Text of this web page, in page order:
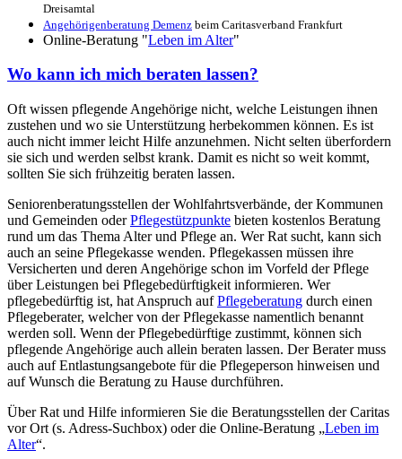
Dreisamtal
Angehörigenberatung Demenz beim Caritasverband Frankfurt
Online-Beratung "Leben im Alter"
Wo kann ich mich beraten lassen?
Oft wissen pflegende Angehörige nicht, welche Leistungen ihnen
zustehen und wo sie Unterstützung herbekommen können. Es ist
auch nicht immer leicht Hilfe anzunehmen. Nicht selten überfordern
sie sich und werden selbst krank. Damit es nicht so weit kommt,
sollten Sie sich frühzeitig beraten lassen.
Seniorenberatungsstellen der Wohlfahrtsverbände, der Kommunen
und Gemeinden oderPflegestützpunkte bieten kostenlos Beratung
rund um das Thema Alter und Pflege an. Wer Rat sucht, kann sich
auch an seine Pflegekasse wenden. Pflegekassen müssen ihre
Versicherten und deren Angehörige schon im Vorfeld der Pflege
über Leistungen bei Pflegebedürftigkeit informieren. Wer
pflegebedürftig ist, hat Anspruch aufPflegeberatung durch einen
Pflegeberater, welcher von der Pflegekasse namentlich benannt
werden soll. Wenn der Pflegebedürftige zustimmt, können sich
pflegende Angehörige auch allein beraten lassen. Der Berater muss
auch auf Entlastungsangebote für die Pflegeperson hinweisen und
auf Wunsch die Beratung zu Hause durchführen.
Über Rat und Hilfe informieren Sie die Beratungsstellen der Caritas
vor Ort (s. Adress-Suchbox) oder die Online-Beratung „Leben im
Alter“.